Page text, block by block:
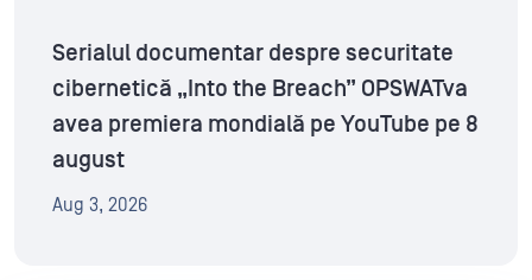
Serialul documentar despre securitate
cibernetică „Into the Breach” OPSWATva
avea premiera mondială pe YouTube pe 8
august
Aug 3, 2026